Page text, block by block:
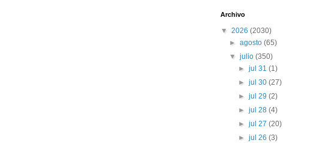
Archivo
▼ 2026 (2030)
►agosto(65)
▼julio(350)
► jul 31 (1)
► jul 30 (27)
► jul 29 (2)
► jul 28 (4)
► jul 27 (20)
► jul 26 (3)